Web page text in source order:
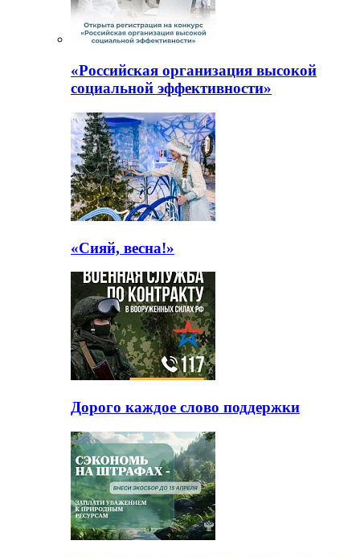
«Российская организация высокой
социальной эффективности»
«Сияй, весна!»
Дорого каждое слово поддержки